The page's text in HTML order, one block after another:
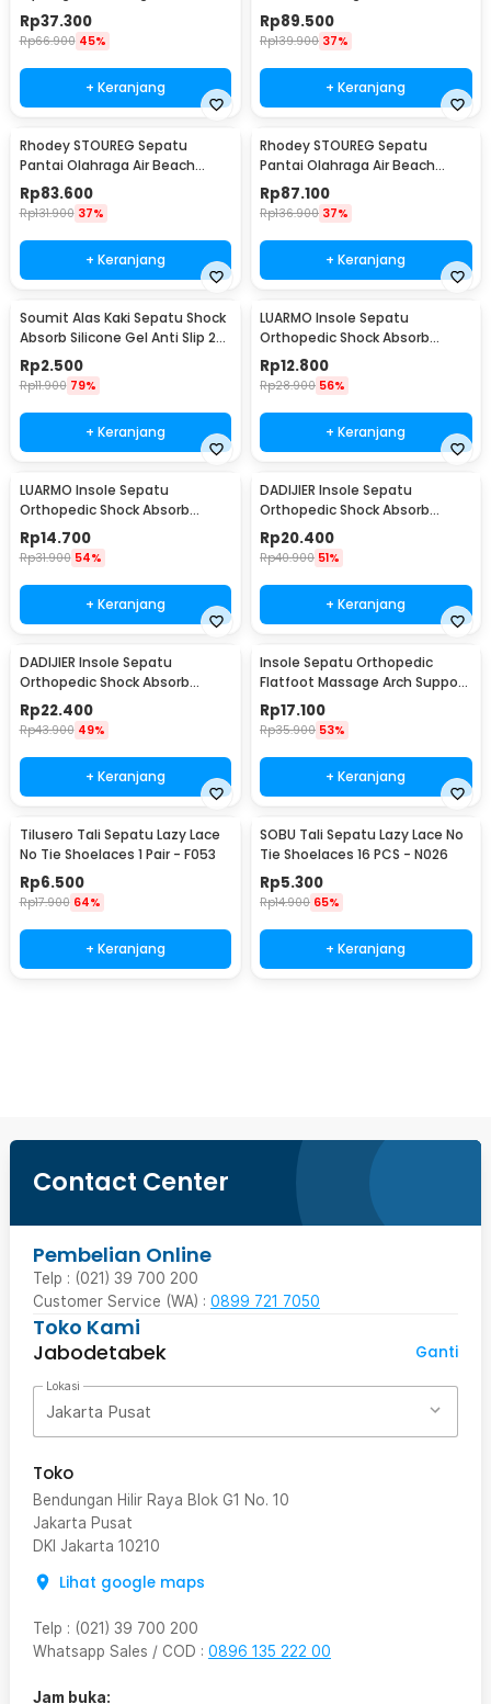
Padded Sponge L - CK01
Rp37.300
Rp66.900 45%
+ Keranjang
Shoes 42 - 6688
Rp89.500
Rp139.900 37%
+ Keranjang
Rhodey STOUREG Sepatu
Pantai Olahraga Air Beach
Shoes 43 - 6688
Rp83.600
Rp131.900 37%
+ Keranjang
Rhodey STOUREG Sepatu
Pantai Olahraga Air Beach
Shoes 44 - 6688
Rp87.100
Rp136.900 37%
+ Keranjang
Soumit Alas Kaki Sepatu Shock
Absorb Silicone Gel Anti Slip 2
PCS - MJ003
Rp2.500
Rp11.900 79%
+ Keranjang
LUARMO Insole Sepatu
Orthopedic Shock Absorb
Cushioned EVA Foam M - L3
Rp12.800
Rp28.900 56%
+ Keranjang
LUARMO Insole Sepatu
Orthopedic Shock Absorb
Cushioned EVA Foam L - L3
Rp14.700
Rp31.900 54%
+ Keranjang
DADIJIER Insole Sepatu
Orthopedic Shock Absorb
Silicone Gel M - KYL
Rp20.400
Rp40.900 51%
+ Keranjang
DADIJIER Insole Sepatu
Orthopedic Shock Absorb
Silicone Gel L - KYL
Rp22.400
Rp43.900 49%
+ Keranjang
Insole Sepatu Orthopedic
Flatfoot Massage Arch Support
EVA 44-47 - E003
Rp17.100
Rp35.900 53%
+ Keranjang
Tilusero Tali Sepatu Lazy Lace
No Tie Shoelaces 1 Pair - F053
Rp6.500
Rp17.900 64%
+ Keranjang
SOBU Tali Sepatu Lazy Lace No
Tie Shoelaces 16 PCS - N026
Rp5.300
Rp14.900 65%
+ Keranjang
Contact Center
Pembelian Online
Telp : (021) 39 700 200
Customer Service (WA) : 0899 721 7050
Toko Kami
Jabodetabek
Ganti
Lokasi
Jakarta Pusat
Toko
Bendungan Hilir Raya Blok G1 No. 10
Jakarta Pusat
DKI Jakarta 10210
Lihat google maps
Telp : (021) 39 700 200
Whatsapp Sales / COD : 0896 135 222 00
Jam buka: